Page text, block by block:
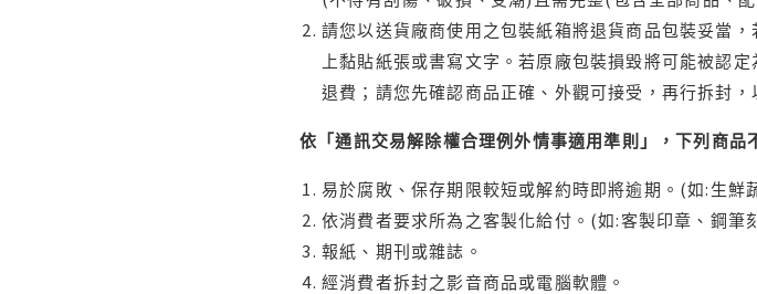
請您以送貨廠商使用之包裝紙箱將退貨商品包裝妥當
上黏貼紙張或書寫文字。若原廠包裝損毀將可能被認
退費；請您先確認商品正確、外觀可接受，再行拆封
依「通訊交易解除權合理例外情事適用準則」，下列商
易於腐敗、保存期限較短或解約時即將逾期。(如:生鮮
依消費者要求所為之客製化給付。(如:客製印章、鋼筆
報紙、期刊或雜誌。
經消費者拆封之影音商品或電腦軟體。